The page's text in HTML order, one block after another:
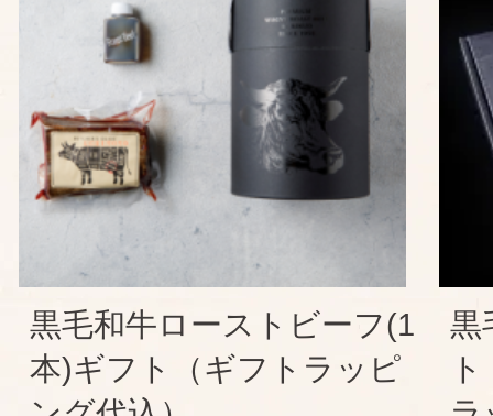
黒毛和牛ローストビーフ(1
本)ギフト（ギフトラッピ
黒